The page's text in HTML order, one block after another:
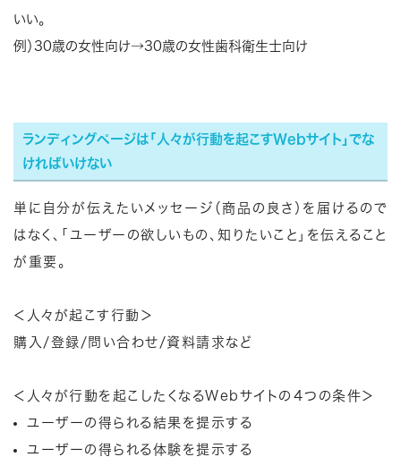
いい。
例）30歳の女性向け→30歳の女性歯科衛生士向け
ランディングページは「人々が行動を起こすWebサイト」でな
ければいけない
単に自分が伝えたいメッセージ（商品の良さ）を届けるので
はなく、「ユーザーの欲しいもの、知りたいこと」を伝えること
が重要。
＜人々が起こす行動＞
購入/登録/問い合わせ/資料請求など
＜人々が行動を起こしたくなるWebサイトの４つの条件＞
ユーザーの得られる結果を提示する
ユーザーの得られる体験を提示する